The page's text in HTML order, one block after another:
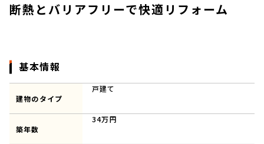
断熱とバリアフリーで快適リフォーム
基本情報
建物のタイプ
戸建て
築年数
34万円